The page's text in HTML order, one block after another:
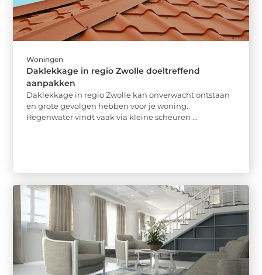
Woningen
Daklekkage in regio Zwolle doeltreffend
aanpakken
Daklekkage in regio Zwolle kan onverwacht ontstaan
en grote gevolgen hebben voor je woning.
Regenwater vindt vaak via kleine scheuren ...